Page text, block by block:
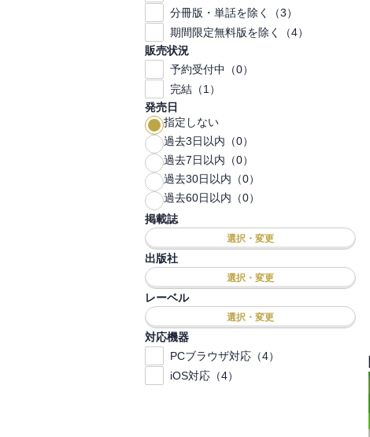
分冊版・単話を除く（3）
期間限定無料版を除く（4）
販売状況
予約受付中（0）
完結（1）
発売日
指定しない
過去3日以内（0）
過去7日以内（0）
過去30日以内（0）
過去60日以内（0）
掲載誌
選択・変更
出版社
選択・変更
レーベル
選択・変更
対応機器
PCブラウザ対応（4）
iOS対応（4）